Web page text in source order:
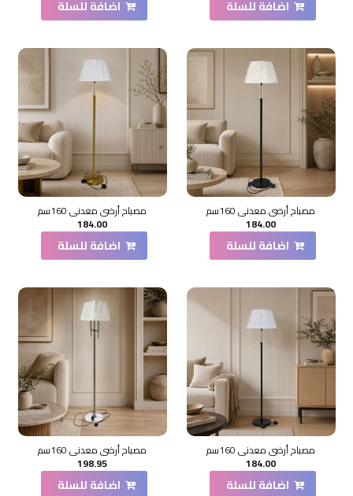
اضافة للسلة اضافة للسلة
مصباح أرضي معدني 160سم
184.00
اضافة للسلة
مصباح أرضي معدني 160سم
184.00
اضافة للسلة
مصباح أرضي معدني 160سم
184.00
اضافة للسلة
مصباح أرضي معدني 160سم
198.95
اضافة للسلة